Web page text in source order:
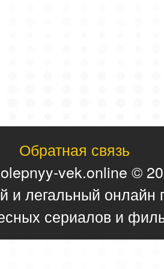
Обратная связь
vek.online ©
и легальный онлайн
сериалов и